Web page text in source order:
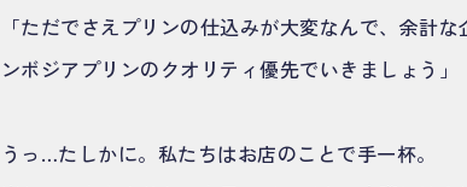
「ただでさえプリンの仕込みが大変なんで、余計
ンボジアプリンのクオリティ優先でいきましょう」
うっ…たしかに。私たちはお店のことで手一杯。